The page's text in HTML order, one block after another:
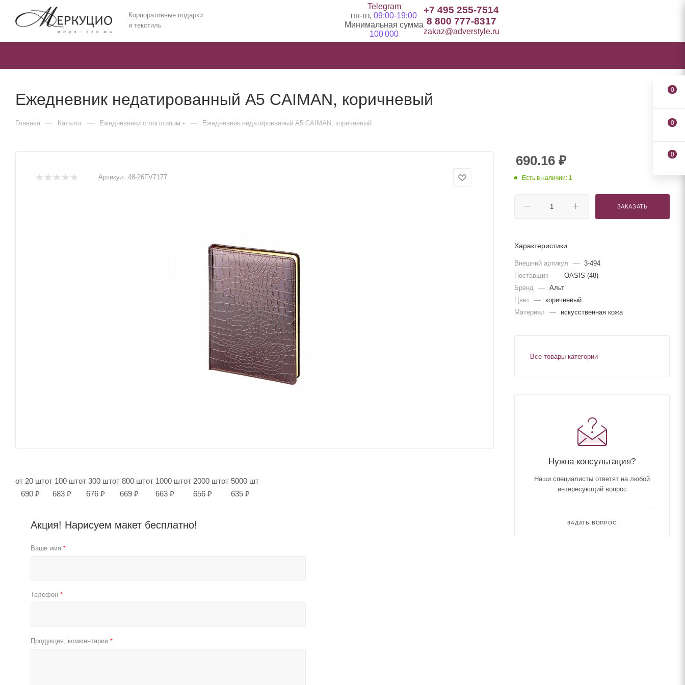
Корпоративные подарки
и текстиль
Telegram
пн-пт, 09:00-19:00
Минимальная сумма
100 000
+7 495 255-7514
8 800 777-8317
zakaz@adverstyle.ru
Ежедневник недатированный А5 CAIMAN, коричневый
Главная — Каталог — Ежедневники c логотипом — Ежедневник недатированный А5 CAIMAN, коричневый
Артикул: 48-26FV7177
от 20 шт
690 ₽
от 100 шт
683 ₽
от 300 шт
676 ₽
от 800 шт
669 ₽
от 1000 шт
663 ₽
от 2000 шт
656 ₽
от 5000 шт
635 ₽
Акция! Нарисуем макет бесплатно!
Ваше имя *
Телефон *
Продукция, комментарии *
690.16 ₽
Есть в наличии: 1
ЗАКАЗАТЬ
Характеристики
Внешний артикул — 3-494
Поставщик — OASIS (48)
Бренд
— Альт
Цвет — коричневый
Материал
— искусственная кожа
Все товары категории
Нужна консультация?
Наши специалисты ответят на любой
интересующий вопрос
ЗАДАТЬ ВОПРОС
0
0
0